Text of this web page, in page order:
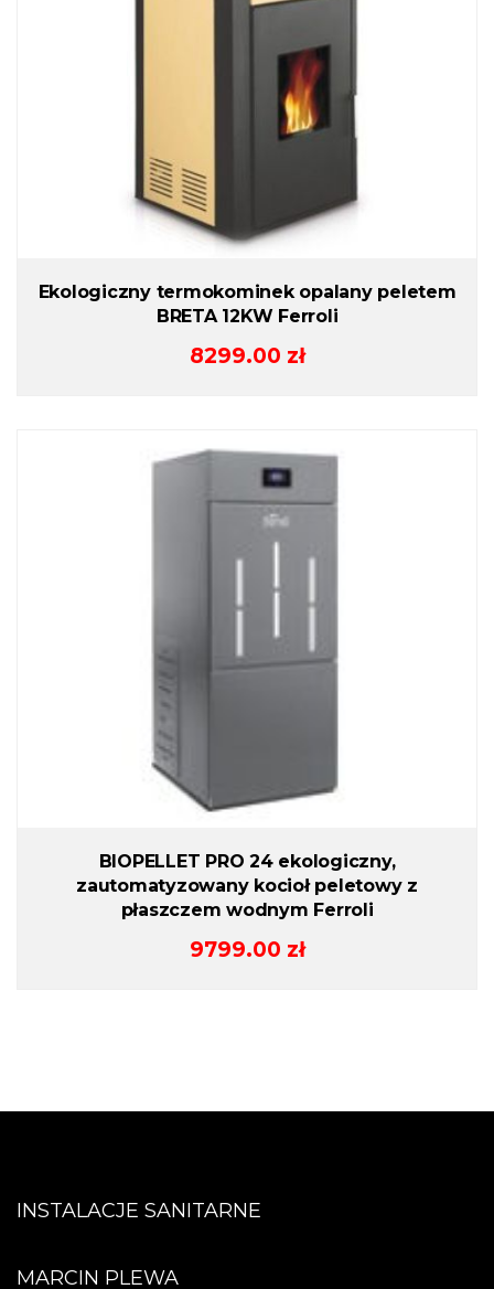
Ekologiczny termokominek opalany peletem
BRETA 12KW Ferroli
8299.00 zł
BIOPELLET PRO 24 ekologiczny,
zautomatyzowany kocioł peletowy z
płaszczem wodnym Ferroli
9799.00 zł
INSTALACJE SANITARNE
MARCIN PLEWA